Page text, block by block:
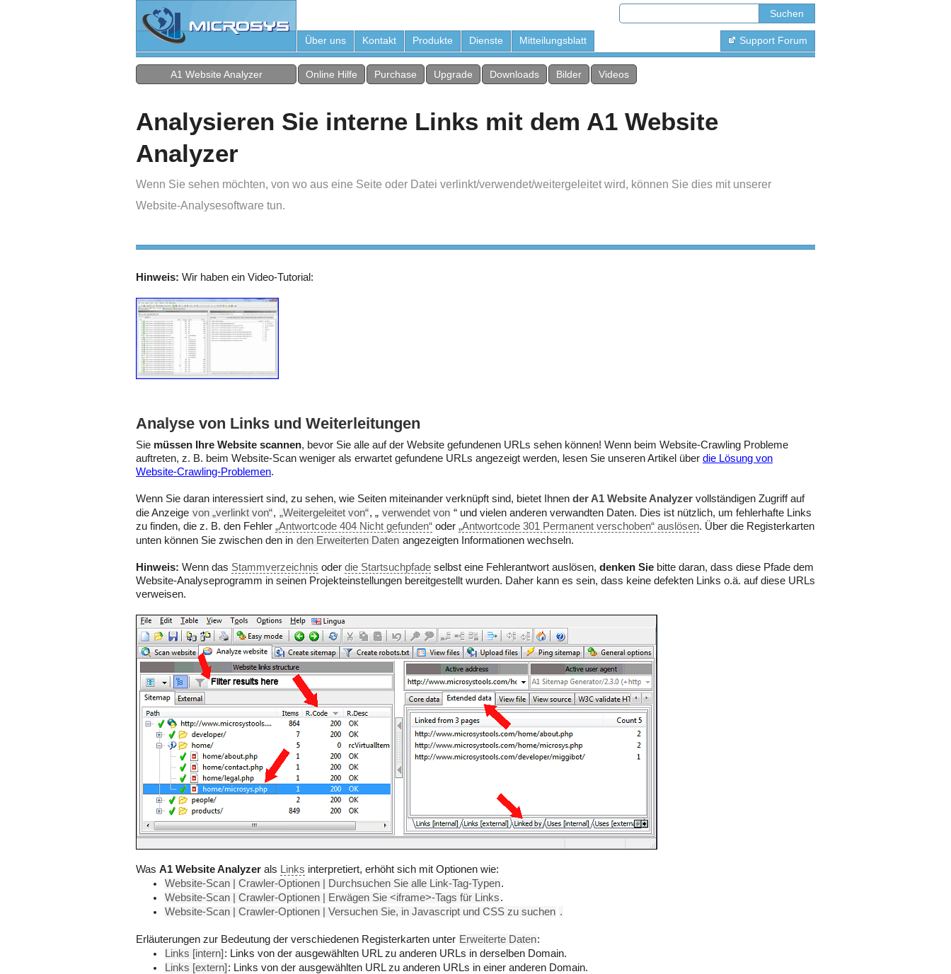
Über uns Kontakt Produkte Dienste Mitteilungsblatt Support Forum
A1 Website Analyzer Online Hilfe Purchase Upgrade Downloads Bilder Videos
Analysieren Sie interne Links mit dem A1 Website
Analyzer
Wenn Sie sehen möchten, von wo aus eine Seite oder Datei verlinkt/verwendet/weitergeleitet wird, können Sie dies mit unserer
Website-Analysesoftware tun.
Hinweis: Wir haben ein Video-Tutorial:
Analyse von Links und Weiterleitungen
Sie müssen Ihre Website scannen, bevor Sie alle auf der Website gefundenen URLs sehen können! Wenn beim Website-Crawling Probleme
auftreten, z. B. beim Website-Scan weniger als erwartet gefundene URLs angezeigt werden, lesen Sie unseren Artikel über die Lösung von
Website-Crawling-Problemen.
Wenn Sie daran interessiert sind, zu sehen, wie Seiten miteinander verknüpft sind, bietet Ihnen der A1 Website Analyzer vollständigen Zugriff auf
die Anzeige von „verlinkt von“, „Weitergeleitet von“, „ verwendet von “ und vielen anderen verwandten Daten. Dies ist nützlich, um fehlerhafte Links
zu finden, die z. B. den Fehler „Antwortcode 404 Nicht gefunden“ oder „Antwortcode 301 Permanent verschoben“ auslösen. Über die Registerkarten
unten können Sie zwischen den in den Erweiterten Daten angezeigten Informationen wechseln.
Hinweis: Wenn das Stammverzeichnis oder die Startsuchpfade selbst eine Fehlerantwort auslösen, denken Sie bitte daran, dass diese Pfade dem
Website-Analyseprogramm in seinen Projekteinstellungen bereitgestellt wurden. Daher kann es sein, dass keine defekten Links o.ä. auf diese URLs
verweisen.
Was A1 Website Analyzer als Links interpretiert, erhöht sich mit Optionen wie:
Website-Scan | Crawler-Optionen | Durchsuchen Sie alle Link-Tag-Typen.
Website-Scan | Crawler-Optionen | Erwägen Sie <iframe>-Tags für Links.
Website-Scan | Crawler-Optionen | Versuchen Sie, in Javascript und CSS zu suchen .
Erläuterungen zur Bedeutung der verschiedenen Registerkarten unter Erweiterte Daten:
Links [intern]: Links von der ausgewählten URL zu anderen URLs in derselben Domain.
Links [extern]: Links von der ausgewählten URL zu anderen URLs in einer anderen Domain.